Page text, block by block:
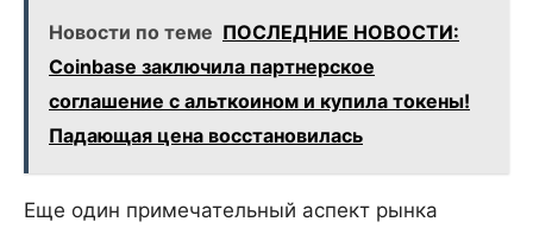
Новости по теме ПОСЛЕДНИЕ НОВОСТИ:
Coinbase заключила партнерское
соглашение с альткоином и купила токены!
Падающая цена восстановилась
Еще один примечательный аспект рынка